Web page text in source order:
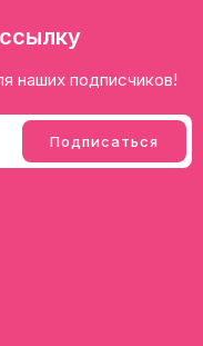
наших подписчиков!